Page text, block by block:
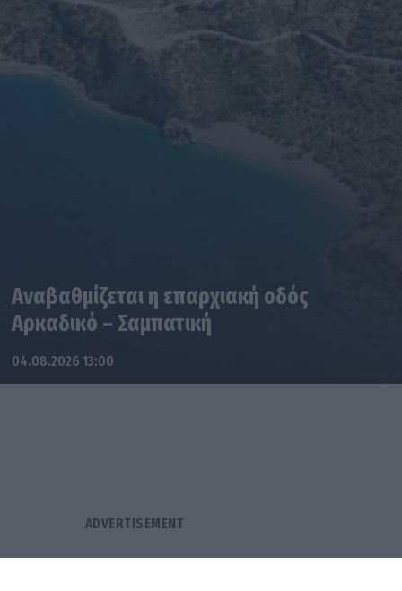
Αναβαθμίζεται η επαρχιακή οδός
Αρκαδικό – Σαμπατική
04.08.2026 13:00